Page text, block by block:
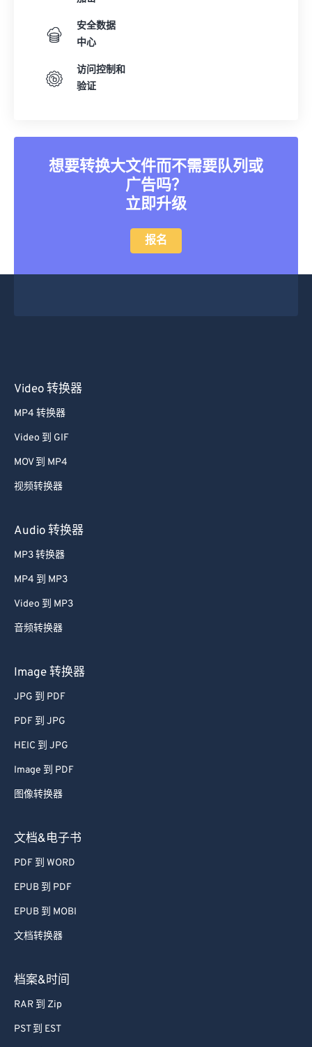
安全数据
中心
访问控制和
验证
想要转换大文件而不需要队列或
广告吗？
立即升级
报名
Video 转换器
MP4 转换器
Video 到 GIF
MOV 到 MP4
视频转换器
Audio 转换器
MP3 转换器
MP4 到 MP3
Video 到 MP3
音频转换器
Image 转换器
JPG 到 PDF
PDF 到 JPG
HEIC 到 JPG
Image 到 PDF
图像转换器
文档&电子书
PDF 到 WORD
EPUB 到 PDF
EPUB 到 MOBI
文档转换器
档案&时间
RAR 到 Zip
PST 到 EST